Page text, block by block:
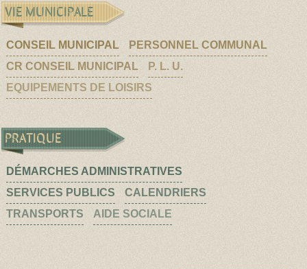
VIE MUNICIPALE
CONSEIL MUNICIPAL
PERSONNEL COMMUNAL
CR CONSEIL MUNICIPAL
P. L. U.
EQUIPEMENTS DE LOISIRS
PRATIQUE
DÉMARCHES ADMINISTRATIVES
SERVICES PUBLICS
CALENDRIERS
TRANSPORTS
AIDE SOCIALE